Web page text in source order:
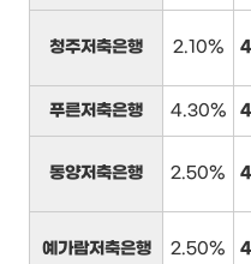
청주저축은행 2.10%
푸른저축은행 4.30%
동양저축은행 2.50%
예가람저축은행 2.50%